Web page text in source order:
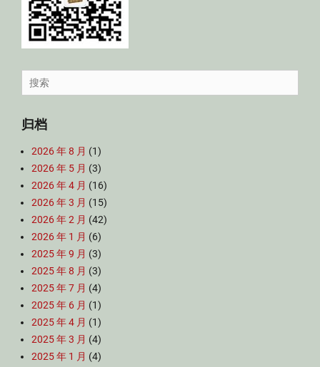
Search
for:
归档
2026 年 8 月 (1)
2026 年 5 月 (3)
2026 年 4 月 (16)
2026 年 3 月 (15)
2026 年 2 月 (42)
2026 年 1 月 (6)
2025 年 9 月 (3)
2025 年 8 月 (3)
2025 年 7 月 (4)
2025 年 6 月 (1)
2025 年 4 月 (1)
2025 年 3 月 (4)
2025 年 1 月 (4)